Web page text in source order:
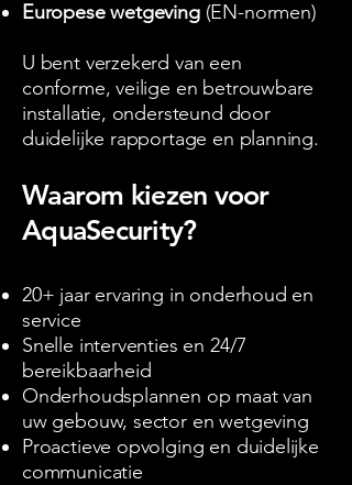
Europese wetgeving(EN-normen)
U bent verzekerd van een
conforme, veilige en betrouwbare
installatie, ondersteund door
duidelijke rapportage en planning.
Waarom kiezen voor
AquaSecurity?
20+ jaar ervaring in onderhoud en
service
Snelle interventies en 24/7
bereikbaarheid
Onderhoudsplannen op maat van
uw gebouw, sector en wetgeving
Proactieve opvolging en duidelijke
communicatie